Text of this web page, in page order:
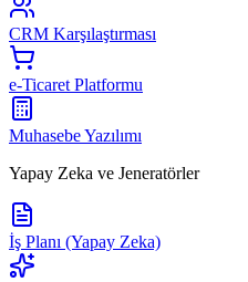
CRM Karşılaştırması
e-Ticaret Platformu
Muhasebe Yazılımı
Yapay Zeka ve Jeneratörler
İş Planı (Yapay Zeka)